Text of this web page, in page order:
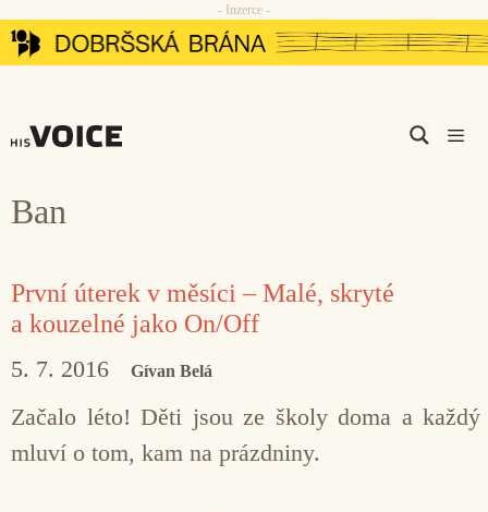
Přeskočit
na
- Inzerce -
Ban
První úterek v měsíci – Malé, skryté
a kouzelné jako On/Off
5. 7. 2016 Gívan Belá
Začalo léto! Děti jsou ze školy doma a každý
mluví o tom, kam na prázdniny.